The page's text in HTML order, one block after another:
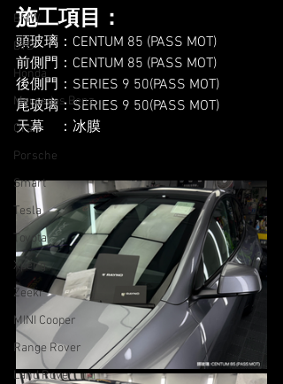
BMW
BYD
Honda
Mercedes Benz
Ora
Porsche
Smart
Tesla
Toyota
Xpeng
Zeekr
MINI Cooper
Range Rover
Land Rover
施工項目：
頭玻璃：CENTUM 85 (PASS MOT)
前側門：CENTUM 85 (PASS MOT)
後側門：SERIES 9 50(PASS MOT)
尾玻璃：SERIES 9 50(PASS MOT)
天幕    ：冰膜